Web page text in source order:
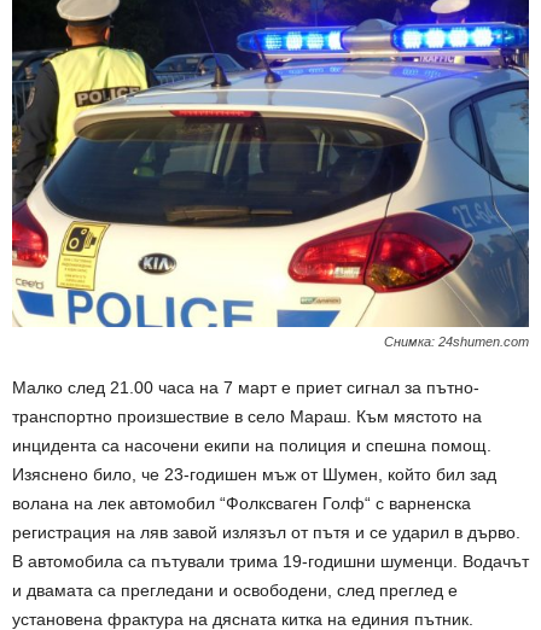
Снимка: 24shumen.com
Малко след 21.00 часа на 7 март е приет сигнал за пътно-
транспортно произшествие в село Мараш. Към мястото на
инцидента са насочени екипи на полиция и спешна помощ.
Изяснено било, че 23-годишен мъж от Шумен, който бил зад
волана на лек автомобил “Фолксваген Голф“ с варненска
регистрация на ляв завой излязъл от пътя и се ударил в дърво.
В автомобила са пътували трима 19-годишни шуменци. Водачът
и двамата са прегледани и освободени, след преглед е
установена фрактура на дясната китка на единия пътник.